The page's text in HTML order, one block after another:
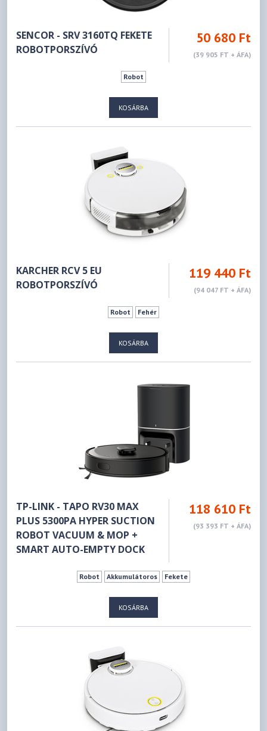
SENCOR - SRV 3160TQ FEKETE
ROBOTPORSZÍVÓ
50 680 Ft
(39 905 FT + ÁFA)
Robot
KOSÁRBA
KARCHER RCV 5 EU
ROBOTPORSZÍVÓ
119 440 Ft
(94 047 FT + ÁFA)
Robot Fehér
KOSÁRBA
TP-LINK - TAPO RV30 MAX
PLUS 5300PA HYPER SUCTION
ROBOT VACUUM & MOP +
SMART AUTO-EMPTY DOCK
118 610 Ft
(93 393 FT + ÁFA)
Robot Akkumulátoros Fekete
KOSÁRBA